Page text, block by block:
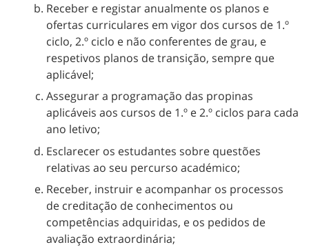
Receber e registar anualmente os planos e
ofertas curriculares em vigor dos cursos de 1.º
ciclo, 2.º ciclo e não conferentes de grau, e
respetivos planos de transição, sempre que
aplicável;
Assegurar a programação das propinas
aplicáveis aos cursos de 1.º e 2.º ciclos para cada
ano letivo;
Esclarecer os estudantes sobre questões
relativas ao seu percurso académico;
Receber, instruir e acompanhar os processos
de creditação de conhecimentos ou
competências adquiridas, e os pedidos de
avaliação extraordinária;